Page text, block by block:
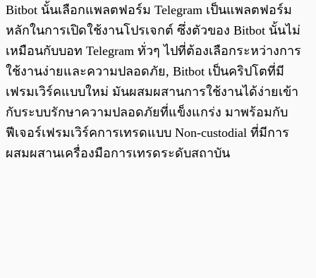
Bitbot นั้นเลือกแพลตฟอร์ม Telegram เป็นแพลตฟอร์ม
หลักในการเปิดใช้งานโปรเจกต์ ซึ่งตัวของ Bitbot นั้นไม่
เหมือนกับบอท Telegram ทั่วๆ ไปที่ต้องเลือกระหว่างการ
ใช้งานง่ายและความปลอดภัย, Bitbot เป็นคริปโตที่มี
เฟรมเวิร์คแบบใหม่ มันผสมผสานการใช้งานได้ง่ายเข้า
กับระบบรักษาความปลอดภัยที่แข็งแกร่ง มาพร้อมกับ
ฟีเจอร์เฟรมเวิร์คการเทรดแบบ Non-custodial ที่มีการ
ผสมผสานเครื่องมือการเทรดระดับสถาบัน